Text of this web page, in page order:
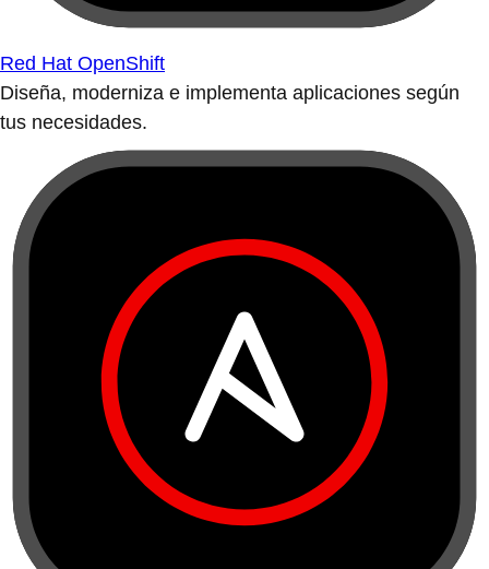
Red Hat OpenShift
Diseña, moderniza e implementa aplicaciones según
tus necesidades.